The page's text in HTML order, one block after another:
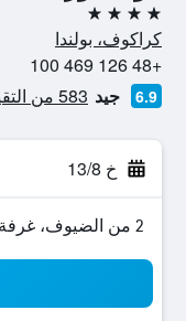
4 نجوم
كراكوف، بولندا
+48 126 469 100
6.9 جيد 583 من التقييمات تم التحقق منها
خ 13/8
2 من الضيوف، غرفة واحدة